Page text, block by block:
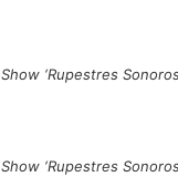
Show ‘Rupestres
Show ‘Rupestres